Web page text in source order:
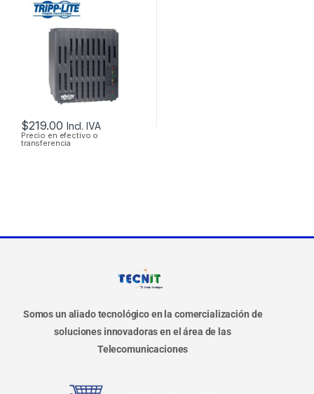
DE 4 TOMAS
$219.00 Incl. IVA
Precio en efectivo o
transferencia
Somos un aliado tecnológico en la comercialización de
soluciones innovadoras en el área de las
Telecomunicaciones